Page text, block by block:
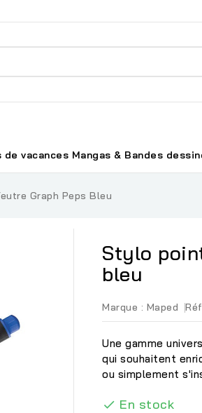
de vacances Mangas & Bandes
Graph Peps Bleu
Stylo
bleu
Marque : Maped
Une gamme
qui souhaitent
ou simplement
 En stock